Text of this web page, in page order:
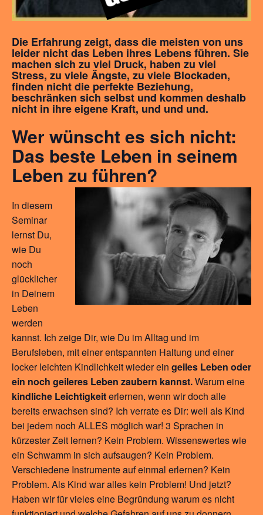
Die Erfahrung zeigt, dass die meisten von uns
leider nicht das Leben ihres Lebens führen. Sie
machen sich zu viel Druck, haben zu viel
Stress, zu viele Ängste, zu viele Blockaden,
finden nicht die perfekte Beziehung,
beschränken sich selbst und kommen deshalb
nicht in ihre eigene Kraft, und und und.
Wer wünscht es sich nicht:
Das beste Leben in seinem
Leben zu führen?
In diesem
Seminar
lernst Du,
wie Du
noch
glücklicher
in Deinem
Leben
werden
kannst. Ich zeige Dir, wie Du im Alltag und im
Berufsleben, mit einer entspannten Haltung und einer
locker leichten Kindlichkeit wieder ein geiles Leben oder
ein noch geileres Leben zaubern kannst.Warum eine
kindliche Leichtigkeiterlernen, wenn wir doch alle
bereits erwachsen sind? Ich verrate es Dir: weil als Kind
bei jedem noch ALLES möglich war! 3 Sprachen in
kürzester Zeit lernen? Kein Problem. Wissenswertes wie
ein Schwamm in sich aufsaugen? Kein Problem.
Verschiedene Instrumente auf einmal erlernen? Kein
Problem. Als Kind war alles kein Problem! Und jetzt?
Haben wir für vieles eine Begründung warum es nicht